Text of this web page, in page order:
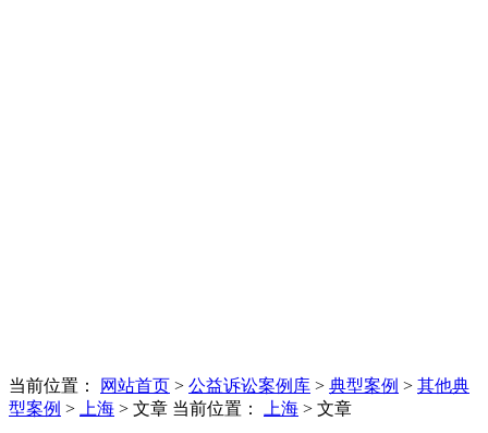
当前位置： 网站首页 > 公益诉讼案例库 > 典型案例 > 其他典
型案例 > 上海 > 文章 当前位置： 上海 > 文章